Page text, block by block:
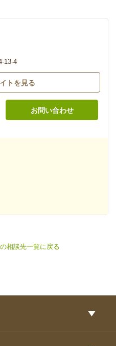
13-4
トを見る
お問い合わせ
相談先一覧に戻る